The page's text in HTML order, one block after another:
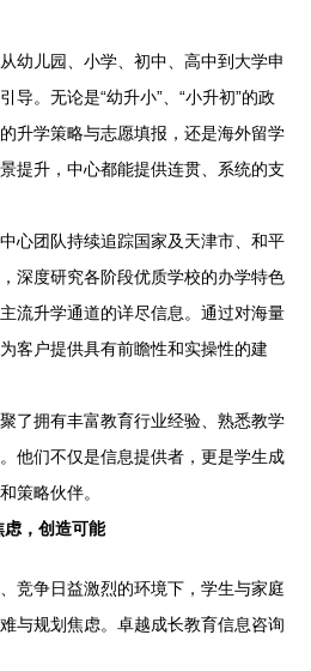
从幼儿园、小学、初中、高中到大学申
导。无论是“幼升小”、“小升初”的政
升学策略与志愿填报，还是海外留学
提升，中心都能提供连贯、系统的支
心团队持续追踪国家及天津市、和平
深度研究各阶段优质学校的办学特色
流升学通道的详尽信息。通过对海量
客户提供具有前瞻性和实操性的建
聚了拥有丰富教育行业经验、熟悉教学
他们不仅是信息提供者，更是学生成
策略伙伴。
虑，创造可能
竞争日益激烈的环境下，学生与家庭
与规划焦虑。卓越成长教育信息咨询